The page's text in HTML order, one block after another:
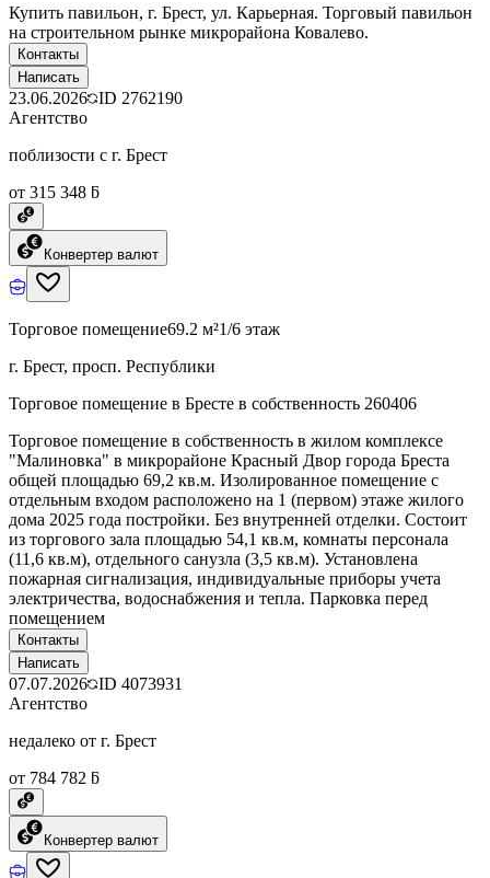
Купить павильон, г. Брест, ул. Карьерная. Торговый павильон
на строительном рынке микрорайона Ковалево.
Контакты
Написать
23.06.2026 ID 2762190
Агентство
поблизости с г. Брест
от 315 348 ƃ
Конвертер валют
Торговое помещение69.2 м²1/6 этаж
г. Брест, просп. Республики
Торговое помещение в Бресте в собственность 260406
Торговое помещение в собственность в жилом комплексе
"Малиновка" в микрорайоне Красный Двор города Бреста
общей площадью 69,2 кв.м. Изолированное помещение с
отдельным входом расположено на 1 (первом) этаже жилого
дома 2025 года постройки. Без внутренней отделки. Состоит
из торгового зала площадью 54,1 кв.м, комнаты персонала
(11,6 кв.м), отдельного санузла (3,5 кв.м). Установлена
пожарная сигнализация, индивидуальные приборы учета
электричества, водоснабжения и тепла. Парковка перед
помещением
Контакты
Написать
07.07.2026 ID 4073931
Агентство
недалеко от г. Брест
от 784 782 ƃ
Конвертер валют